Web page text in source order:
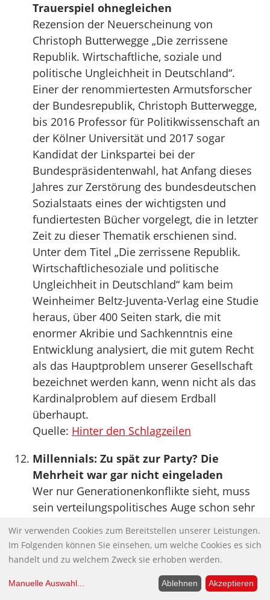
Trauerspiel ohnegleichen
Rezension der Neuerscheinung von
Christoph Butterwegge „Die zerrissene
Republik. Wirtschaftliche, soziale und
politische Ungleichheit in Deutschland“.
Einer der renommiertesten Armutsforscher
der Bundesrepublik, Christoph Butterwegge,
bis 2016 Professor für Politikwissenschaft an
der Kölner Universität und 2017 sogar
Kandidat der Linkspartei bei der
Bundespräsidentenwahl, hat Anfang dieses
Jahres zur Zerstörung des bundesdeutschen
Sozialstaats eines der wichtigsten und
fundiertesten Bücher vorgelegt, die in letzter
Zeit zu dieser Thematik erschienen sind.
Unter dem Titel „Die zerrissene Republik.
Wirtschaftlichesoziale und politische
Ungleichheit in Deutschland“ kam beim
Weinheimer Beltz-Juventa-Verlag eine Studie
heraus, über 400 Seiten stark, die mit
enormer Akribie und Sachkenntnis eine
Entwicklung analysiert, die mit gutem Recht
als das Hauptproblem unserer Gesellschaft
bezeichnet werden kann, wenn nicht als das
Kardinalproblem auf diesem Erdball
überhaupt.
Quelle: Hinter den Schlagzeilen
Millennials: Zu spät zur Party? Die
Mehrheit war gar nicht eingeladen
Wer nur Generationenkonflikte sieht, muss
sein verteilungspolitisches Auge schon sehr
fest zudrücken
Der Ökonom Oliver Picek verweist in der
Debatte um den Wohlstand der Millennials
auf die fehlende Verteilungsgerechtigkeit.
Eine Replik auf den Beitrag über Lukas
Wir verwenden Cookies zum Bereitstellen unserer Leistungen.
Im Folgenden können Sie einsehen, um welche Cookies es sich
handelt und zu welchem Zweck sie erhoben werden.
Manuelle Auswahl... Ablehnen Akzeptieren